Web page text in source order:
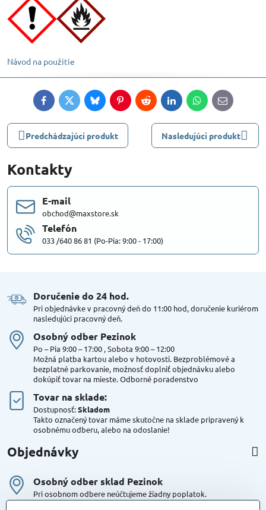
Návod na použitie
FacebookTwitterBlueskyPinterestRedditLinkedInWhatsApp
E-
mail
Predchádzajúci produkt Nasledujúci produkt
Kontakty
E-mail
obchod@maxstore.sk
Telefón
033 /640 86 81 (Po-Pia: 9:00 - 17:00)
Doručenie do 24 hod​.
Pri objednávke v pracovný deň do 11:00 hod, doručenie kuriérom
nasledujúci pracovný deň.
Osobný odber Pezinok
Po – Pia 9:00 – 17:00 , Sobota 9:00 – 12:00
Možná platba kartou alebo v hotovosti. Bezproblémové a
bezplatné parkovanie, možnosť doplniť objednávku alebo
dokúpiť tovar na mieste. Odborné poradenstvo
Tovar na sklade:
Dostupnosť:Skladom
Takto označený tovar máme skutočne na sklade pripravený k
osobnému odberu, alebo na odoslanie!
Objednávky
Osobný odber sklad Pezinok
Pri osobnom odbere neúčtujeme žiadny poplatok.